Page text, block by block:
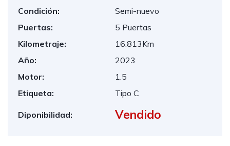
Condición:
Semi-nuevo
Puertas:
5 Puertas
Kilometraje:
16.813Km
Año:
2023
Motor:
1.5
Etiqueta:
Tipo C
Diponibilidad: Vendido